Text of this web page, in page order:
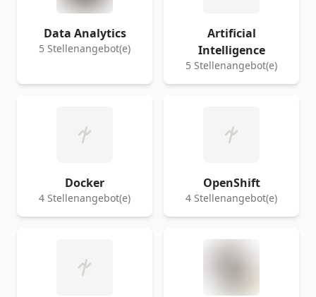
Data Analytics
5 Stellenangebot(e)
Artificial
Intelligence
5 Stellenangebot(e)
Docker
4 Stellenangebot(e)
OpenShift
4 Stellenangebot(e)